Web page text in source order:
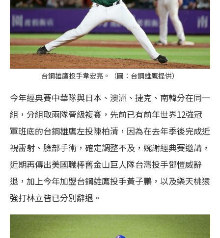
台鋼雄鷹投手韋宏亮。（圖：台鋼雄鷹提供）
今年經典賽中華隊與日本、澳洲、捷克、南韓分在同一
組，分組取兩隊晉級複賽，先前已有前年世界12強冠
軍班底的台鋼雄鷹左投陳柏清，因為在去年季後完成近
視雷射、臉部手術，確定調整不及，婉謝經典賽邀請，
近期再傳出美國職棒舊金山巨人隊台灣投手鄧愷威辭
退，加上今年加盟台鋼雄鷹投手黃子鵬，以及樂天桃猿
強打林立皆已分別辭退。